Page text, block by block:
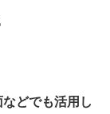
どでも活用し